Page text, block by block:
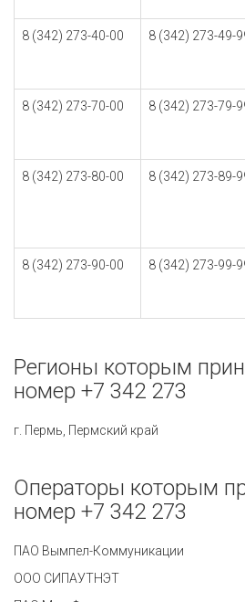
8 (342) 273-40-00 8 (342) 273-49-
8 (342) 273-70-00 8 (342) 273-79-
8 (342) 273-80-00 8 (342) 273-89-
8 (342) 273-90-00 8 (342) 273-99-
Регионы которым
номер +7 342 273
г. Пермь, Пермский край
Операторы которым
номер +7 342 273
ПАО Вымпел-Коммуникации
ООО СИПАУТНЭТ